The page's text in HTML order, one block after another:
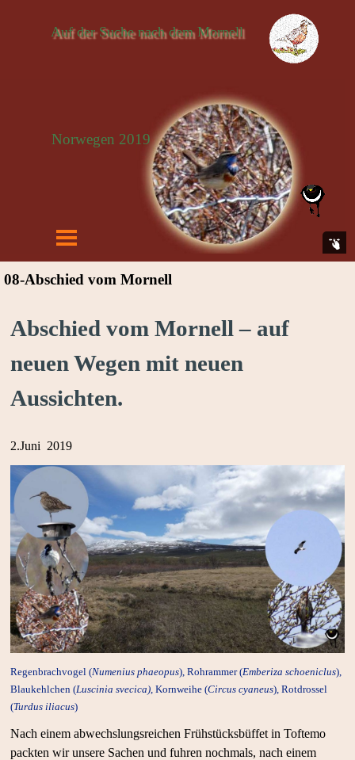
Auf der Suche nach dem Mornell
Norwegen 2019
08-Abschied vom Mornell
Abschied vom Mornell – auf
neuen Wegen mit neuen
Aussichten.
2.Juni 2019
Regenbrachvogel (Numenius phaeopus), Rohrammer (Emberiza schoeniclus),
Blaukehlchen (Luscinia svecica) , Kornweihe (Circus cyaneus), Rotdrossel
(Turdus iliacus)
Nach einem abwechslungsreichen Frühstücksbüffet in Toftemo
packten wir unsere Sachen und fuhren nochmals, nach einem